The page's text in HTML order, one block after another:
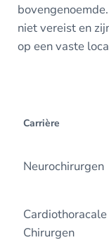
niet vereist en
op een vaste
Carrière
Carrière
Neurochirurgen
Cardiothoracale
Chirurgen